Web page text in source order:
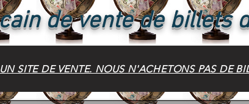
de vente de billets
SITE DE VENTE. NOUS N'ACHETONS PAS DE